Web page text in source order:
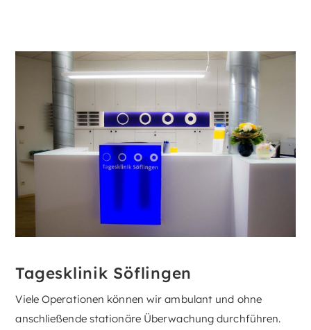
Tagesklinik Söflingen
Viele Operationen können wir ambulant und ohne
anschließende stationäre Überwachung durchführen.